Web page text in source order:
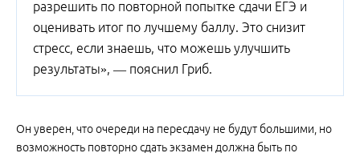
разрешить по повторной попытке сдачи ЕГЭ и
оценивать итог по лучшему баллу. Это снизит
стресс, если знаешь, что можешь улучшить
результаты», — пояснил Гриб.
Он уверен, что очереди на пересдачу не будут большими, но
возможность повторно сдать экзамен должна быть по